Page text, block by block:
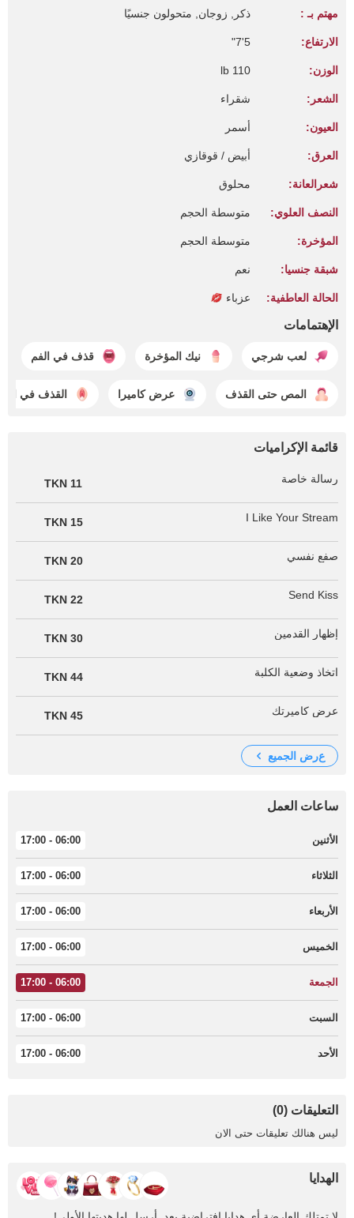
مهتم بـ : ذكر, زوجان, متحولون جنسيًا
الارتفاع: 5'7"
الوزن: 110 lb
الشعر: شقراء
العيون: أسمر
العرق: أبيض / قوقازي
شعرالعانة: محلوق
النصف العلوي: متوسطة الحجم
المؤخرة: متوسطة الحجم
شبقة جنسيا: نعم
الحالة العاطفية: عزباء
الإهتمامات
لعب شرجي نيك المؤخرة قذف في الفم
المص حتى القذف عرض كاميرا القذف في
قائمة الإكراميات
رسالة خاصة 11 TKN
I Like Your Stream
15 TKN
صفع نفسي 20 TKN
Send Kiss
22 TKN
إظهار القدمين 30 TKN
اتخاذ وضعية الكلبة 44 TKN
عرض كاميرتك 45 TKN
عرض الجميع
ساعات العمل
الأثنين 06:00 - 17:00
الثلاثاء 06:00 - 17:00
الأربعاء 06:00 - 17:00
الخميس 06:00 - 17:00
الجمعة 06:00 - 17:00
السبت 06:00 - 17:00
الأحد 06:00 - 17:00
التعليقات (0)
ليس هنالك تعليقات حتى الان
الهدايا